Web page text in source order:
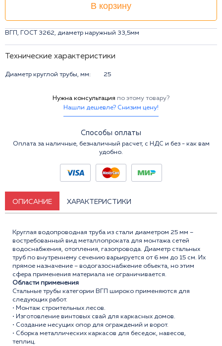
В корзину
ВГП, ГОСТ 3262, диаметр наружный 33,5мм
Технические характеристики
Диаметр круглой трубы, мм: 25
Нужна консультация по этому товару?
Нашли дешевле? Снизим цену!
Способы оплаты
Оплата за наличные, безналичный расчет, с НДС и без - как вам
удобно.
ОПИСАНИЕ ХАРАКТЕРИСТИКИ
Круглая водопроводная труба из стали диаметром 25 мм –
востребованный вид металлопроката для монтажа сетей
водоснабжения, отопления, газопровода. Диаметр стальных
труб по внутреннему сечению варьируется от 6 мм до 15 см. Их
прямое назначение – водогазоснабжение объекта, но этим
сфера применения материала не ограничивается.
Области применения
Стальные трубы категории ВГП широко применяются для
следующих работ.
• Монтаж строительных лесов.
• Изготовление винтовых свай для каркасных домов.
• Создание несущих опор для ограждений и ворот.
• Сборка металлических каркасов для беседок, навесов,
теплиц.